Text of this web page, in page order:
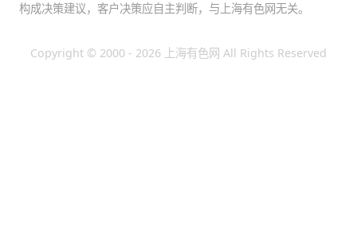
构成决策建议，客户决策应自主判断，与上海有色网无关。
Copyright © 2000 - 2026 上海有色网 All Rights Reserved